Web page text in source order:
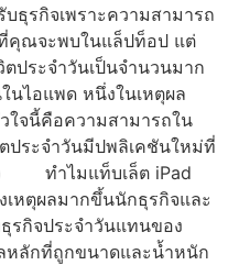
ธุรกิจเพราะความสามารถ
คุณจะพบในแล็ปท็อป แต่
ประจำวันเป็นจำนวนมาก
นไอแพด หนึ่งในเหตุผล
ใจนี้คือความสามารถใน
ประจำวันมีปพลิเคชันใหม่ที่
จ ทำไมแท็บเล็ต iPad
ตุผลมากขึ้นนักธุรกิจและ
รกิจประจำวันแทนของ
หลักที่ถูกขนาดและน้ำหนัก